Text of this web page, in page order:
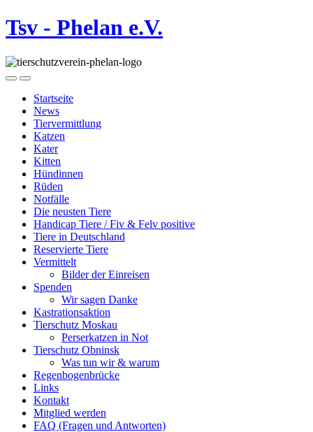
Tsv - Phelan e.V.
Startseite
News
Tiervermittlung
Katzen
Kater
Kitten
Hündinnen
Rüden
Notfälle
Die neusten Tiere
Handicap Tiere / Fiv & Felv positive
Tiere in Deutschland
Reservierte Tiere
Vermittelt
Bilder der Einreisen
Spenden
Wir sagen Danke
Kastrationsaktion
Tierschutz Moskau
Perserkatzen in Not
Tierschutz Obninsk
Was tun wir & warum
Regenbogenbrücke
Links
Kontakt
Mitglied werden
FAQ (Fragen und Antworten)